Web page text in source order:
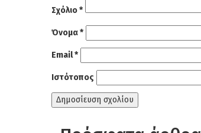
Σχόλιο*
Όνομα*
Email*
Ιστότοπος